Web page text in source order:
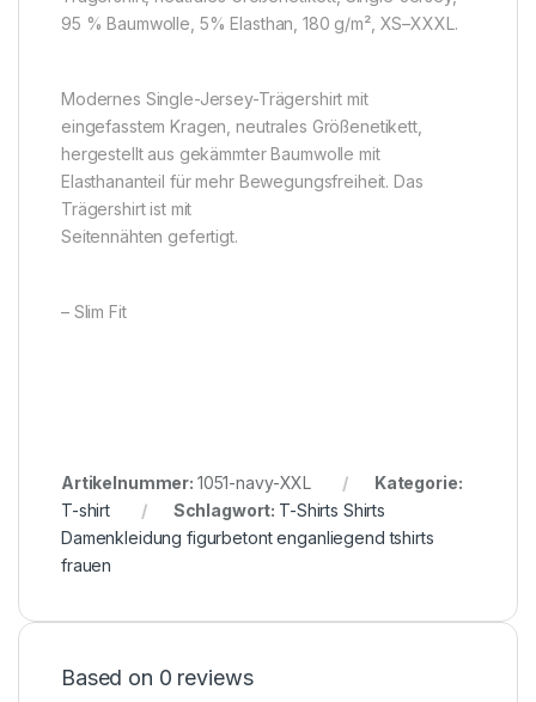
95 % Baumwolle, 5% Elasthan, 180 g/m², XS–XXXL.
Modernes Single-Jersey-Trägershirt mit
eingefasstem Kragen, neutrales Größenetikett,
hergestellt aus gekämmter Baumwolle mit
Elasthananteil für mehr Bewegungsfreiheit. Das
Trägershirt ist mit
Seitennähten gefertigt.
– Slim Fit
Artikelnummer: 1051-navy-XXL
Kategorie:
T-shirt
Schlagwort: T-Shirts Shirts
Damenkleidung figurbetont enganliegend tshirts
frauen
Based on 0 reviews